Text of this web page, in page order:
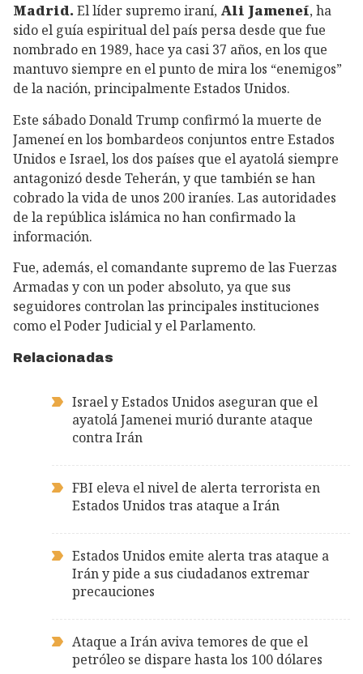
Madrid. El líder supremo iraní, Ali Jameneí, ha
sido el guía espiritual del país persa desde que fue
nombrado en 1989, hace ya casi 37 años, en los que
mantuvo siempre en el punto de mira los “enemigos”
de la nación, principalmente Estados Unidos.
Este sábado Donald Trump confirmó la muerte de
Jameneí en los bombardeos conjuntos entre Estados
Unidos e Israel, los dos países que el ayatolá siempre
antagonizó desde Teherán, y que también se han
cobrado la vida de unos 200 iraníes. Las autoridades
de la república islámica no han confirmado la
información.
Fue, además, el comandante supremo de las Fuerzas
Armadas y con un poder absoluto, ya que sus
seguidores controlan las principales instituciones
como el Poder Judicial y el Parlamento.
Relacionadas
Israel y Estados Unidos aseguran que el
ayatolá Jamenei murió durante ataque
contra Irán
FBI eleva el nivel de alerta terrorista en
Estados Unidos tras ataque a Irán
Estados Unidos emite alerta tras ataque a
Irán y pide a sus ciudadanos extremar
precauciones
Ataque a Irán aviva temores de que el
petróleo se dispare hasta los 100 dólares